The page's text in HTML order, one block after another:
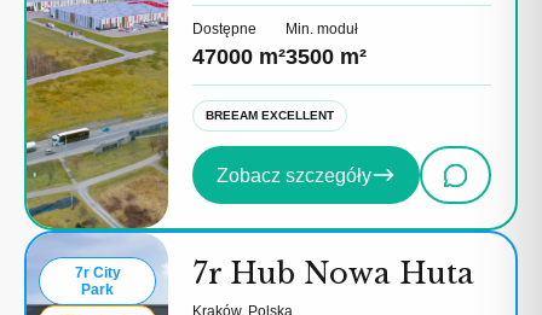
Dostępne
47000 m²
Min. moduł
3500 m²
BREEAM EXCELLENT
Zobacz szczegóły
7r City
Park
7r Hub Nowa Huta
Kraków, Polska